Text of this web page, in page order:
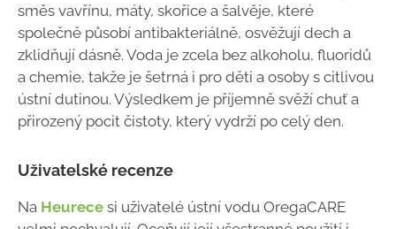
směs vavřínu, máty, skořice a šalvěje, které
společně působí antibakteriálně, osvěžují dech a
zklidňují dásně. Voda je zcela bez alkoholu, fluoridů
a chemie, takže je šetrná i pro děti a osoby s citlivou
ústní dutinou. Výsledkem je příjemně svěží chuť a
přirozený pocit čistoty, který vydrží po celý den.
Uživatelské recenze
Na Heurece si uživatelé ústní vodu OregaCARE